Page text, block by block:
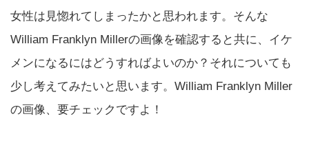
女性は見惚れてしまったかと思われます。そんな
William Franklyn Millerの画像を確認すると共に、イケ
メンになるにはどうすればよいのか？それについても
少し考えてみたいと思います。William Franklyn Miller
の画像、要チェックですよ！